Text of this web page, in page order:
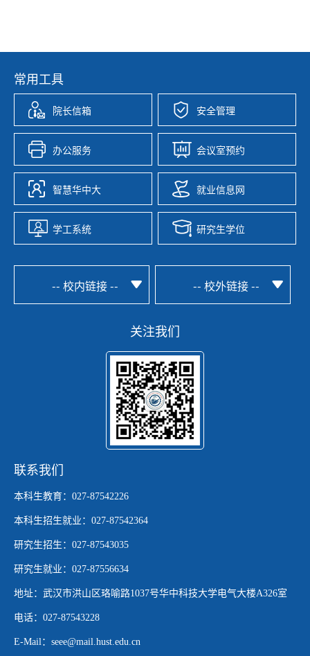
常用工具
院长信箱 安全管理
办公服务 会议室预约
智慧华中大 就业信息网
学工系统 研究生学位
-- 校内链接 -- -- 校外链接 --
关注我们
联系我们
本科生教育：027-87542226
本科生招生就业：027-87542364
研究生招生：027-87543035
研究生就业：027-87556634
地址：武汉市洪山区珞喻路1037号华中科技大学电气大楼A326室
电话：027-87543228
E-Mail：seee@mail.hust.edu.cn